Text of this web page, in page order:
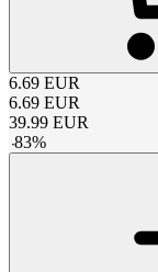
6.69 EUR
6.69 EUR
39.99 EUR
-83%